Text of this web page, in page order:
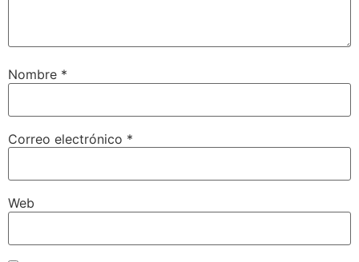
Nombre *
Correo electrónico *
Web